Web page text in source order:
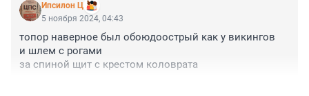
Ипсилон Ц
5 ноября 2024, 04:43
топор наверное был обоюдоострый как у викингов
и шлем с рогами
за спиной щит с крестом коловрата